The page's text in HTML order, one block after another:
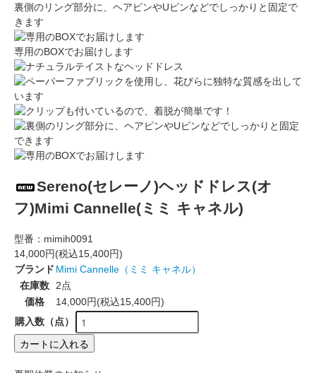
裏側のリング部分に、ヘアピンやUピンなどでしっかりと固定で
きます
専用のBOXでお届けします
Sereno(セレーノ)ヘッドドレス(オ
フ)Mimi Cannelle(ミミ キャネル)
型番： mimih0091
14,000円(税込15,400円)
ブランド Mimi Cannelle（ミミ キャネル）
在庫数
2点
価格
14,000円(税込15,400円)
購入数（点）
カートに入れる